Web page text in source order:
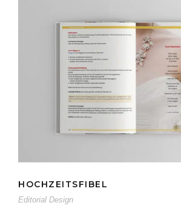
HOCHZEITSFIBEL
HOCHZEITSFIBEL
Editorial Design